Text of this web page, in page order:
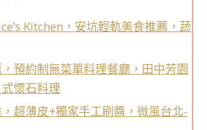
Kitchen，安坑輕軌美食推薦，蔬
預約制無菜單料理餐廳，田中芳園
懷石料理
超薄皮+獨家手工刷醬，微風台北-